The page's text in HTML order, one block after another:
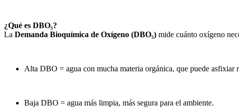
¿Qué es DBO₅?
La Demanda Bioquímica de Oxígeno (DBO₅) mide cuánto oxígeno
Alta DBO = agua con mucha materia orgánica, que puede asfixiar
Baja DBO = agua más limpia, más segura para el ambiente.